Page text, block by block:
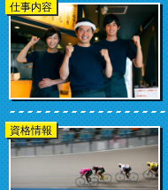
仕事内容
資格情報